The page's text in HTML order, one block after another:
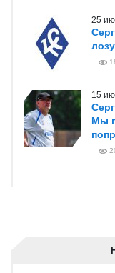
25
15
Мы